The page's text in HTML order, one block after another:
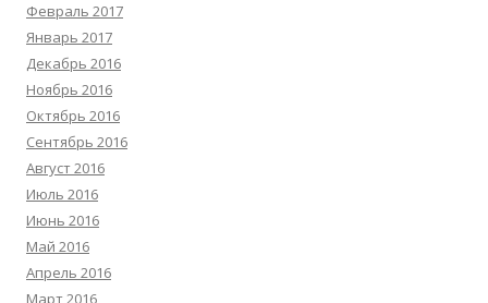
Февраль 2017
Январь 2017
Декабрь 2016
Ноябрь 2016
Октябрь 2016
Сентябрь 2016
Август 2016
Июль 2016
Июнь 2016
Май 2016
Апрель 2016
Март 2016